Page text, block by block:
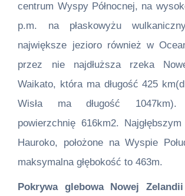
centrum Wyspy Północnej, na
p.m. na płaskowyżu
największe jezioro również w
przez nie najdłuższa rzeka
Waikato, która ma długość 425
Wisła ma długość
powierzchnię 616km2.
Hauroko, położone na Wyspie
maksymalna głębokość to 463m.
Pokrywa glebowa Nowej